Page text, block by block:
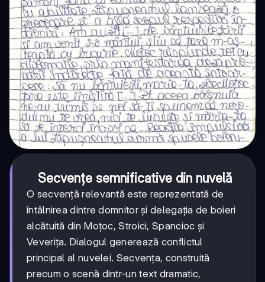
Secvențe semnificative din nuvelă
O secvență relevantă este reprezentată de
întâlnirea dintre domnitor și delegația de boieri
alcătuită din Moțoc, Stroici, Spancioc și
Veverița. Dialogul generează conflictul
principal al nuvelei. Secvența, construită
precum o scenă dintr-un text dramatic,